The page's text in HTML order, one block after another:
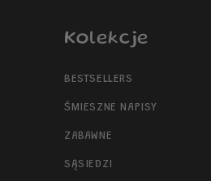
Kolekcje
BESTSELLERS
ŚMIESZNE NAPISY
ZABAWNE
SĄSIEDZI